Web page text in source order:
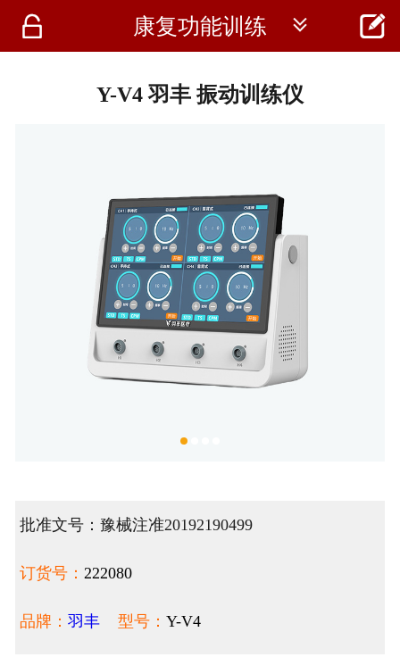
 首页
 康复功能训练  
Y-V4 羽丰 振动训练仪
批准文号：豫械注准20192190499
订货号： 222080
品牌： 羽丰 型号： Y-V4